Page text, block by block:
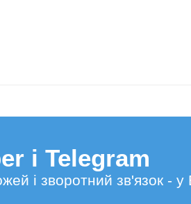
і Telegram
і зворотний зв'язок -